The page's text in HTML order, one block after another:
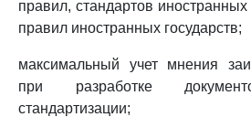
правил, стандартов иностранных
правил иностранных государств;
максимальный учет мнения
при разработке
стандартизации;